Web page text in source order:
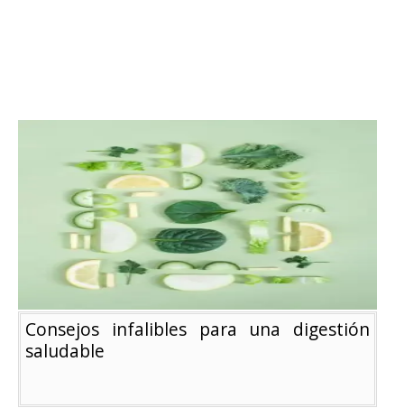
Consejos infalibles para una digestión
saludable